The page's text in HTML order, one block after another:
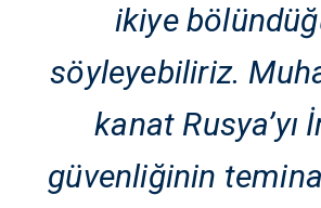
ikiye
söyleyebiliriz.
kanat Rusya’yı
güvenliğinin